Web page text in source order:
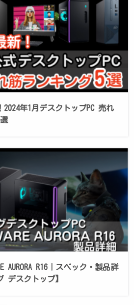
2024年1月デスクトップPC 売れ
AURORA R16｜スペック・製品詳
デスクトップ】